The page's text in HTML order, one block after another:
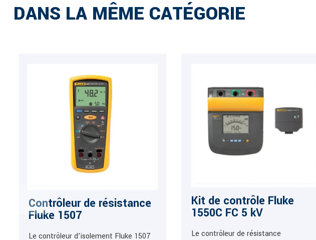
DANS LA MÊME CATÉGORIE
Contrôleur de résistance
Fluke 1507
Le contrôleur d’isolement Fluke 1507
Kit de contrôle Fluke
1550C FC 5 kV
Le contrôleur de résistance